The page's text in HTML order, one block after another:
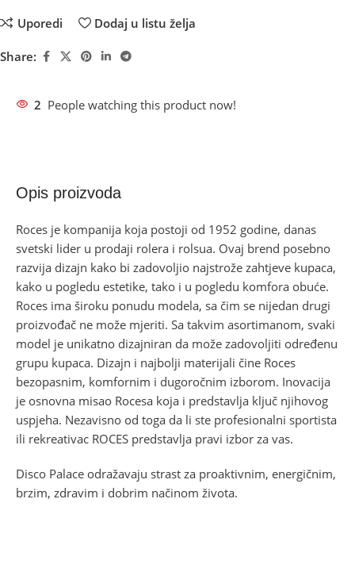
Uporedi Dodaj u listu želja
Share:
2 People watching this product now!
Opis proizvoda
Roces je kompanija koja postoji od 1952 godine, danas
svetski lider u prodaji rolera i rolsua. Ovaj brend posebno
razvija dizajn kako bi zadovoljio najstrože zahtjeve kupaca,
kako u pogledu estetike, tako i u pogledu komfora obuće.
Roces ima široku ponudu modela, sa čim se nijedan drugi
proizvođač ne može mjeriti. Sa takvim asortimanom, svaki
model je unikatno dizajniran da može zadovoljiti određenu
grupu kupaca. Dizajn i najbolji materijali čine Roces
bezopasnim, komfornim i dugoročnim izborom. Inovacija
je osnovna misao Rocesa koja i predstavlja ključ njihovog
uspjeha. Nezavisno od toga da li ste profesionalni sportista
ili rekreativac ROCES predstavlja pravi izbor za vas.
Disco Palace odražavaju strast za proaktivnim, energičnim,
brzim, zdravim i dobrim načinom života.